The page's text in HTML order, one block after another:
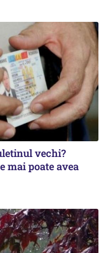
vechi?
mai poate avea